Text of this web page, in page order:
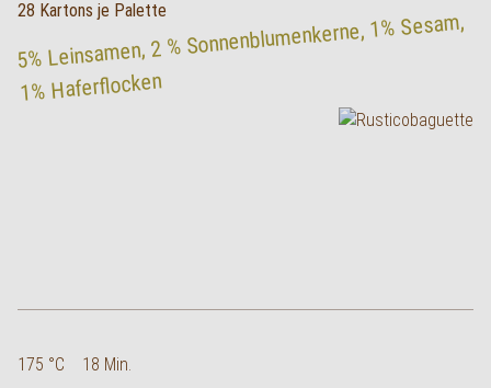
28 Kartons je Palette
5% Leinsamen, 2 % Sonnenblumenkerne, 1% Sesam,
1% Haferflocken
175 °C 18 Min.